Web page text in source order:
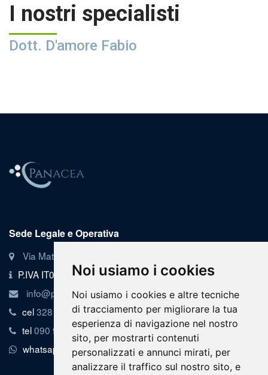
Noi usiamo i cookies
Noi usiamo i cookies e altre tecniche
di tracciamento per migliorare la tua
esperienza di navigazione nel nostro
sito, per mostrarti contenuti
personalizzati e annunci mirati, per
analizzare il traffico sul nostro sito, e
I nostri specialisti
Dott. D'amore Fabio
Sede Legale e Operativa
Via Matteo Bellinvia n.119, Barcellona P. G.
P.IVA IT03633740836
info@poliambulatoriopanacea.it
cel328 1 855 866
tel090 9216080
whatsapp
328 1 855 866